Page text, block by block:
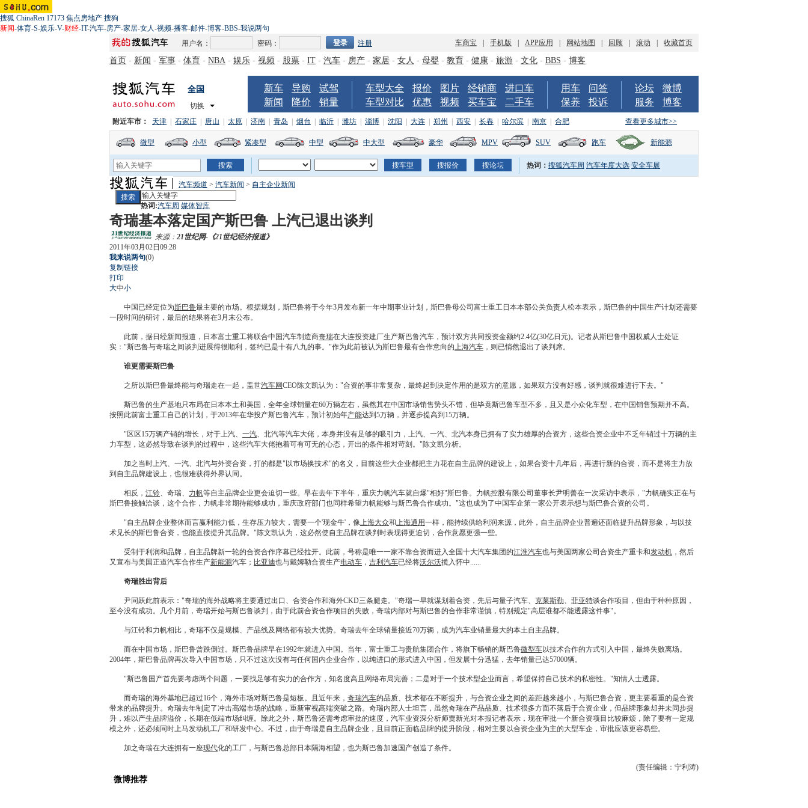
搜狐 ChinaRen 17173 焦点房地产 搜狗
新闻-体育-S-娱乐-V-财经-IT-汽车-房产-家居-女人-视频-播客-邮件-博客-BBS-我说两句
用户名：
密码： 注册 车商宝 手机版 APP应用 网站地图 回顾 滚动 收藏首页
首页 - 新闻 - 军事 - 体育 - NBA - 娱乐 - 视频 - 股票 - IT - 汽车 - 房产 - 家居 - 女人 - 母婴 - 教育 - 健康 - 旅游 - 文化 - BBS - 博客
全国
切换
新车 导购
试驾
新闻
降价 销量
车型大全 报价 图片 经销商
进口车
车型对比
优惠 视频 买车宝 二手车
用车
问答
保养
投诉
论坛
微博
服务
博客
查看更多城市>>
附近车市： 天津 石家庄 唐山 太原 济南 青岛 烟台 临沂 潍坊 淄博 沈阳 大连 郑州 西安 长春 哈尔滨 南京 合肥
微型 小型 紧凑型 中型 中大型 豪华 MPV SUV 跑车 新能源
热词： 搜狐汽车周 汽车年度大选 安全车展
汽车频道 > 汽车新闻 > 自主企业新闻
热词:汽车周 媒体智库
奇瑞基本落定国产斯巴鲁 上汽已退出谈判
来源：21世纪网-《21世纪经济报道》
2011年03月02日09:28
我来说两句(0)
复制链接
打印
大中小
中国已经定位为斯巴鲁最主要的市场。根据规划， 斯巴鲁将于今年3月发布新一年中期事业计划， 斯巴鲁母公司富士重工日本本部公关负责人松本表示， 斯巴鲁的中国生产计划还需要
一段时间的研讨，最后的结果将在3月末公布。
此前，据日经新闻报道，日本富士重工将联合中国汽车制造商奇瑞在大连投资建厂生产斯巴鲁汽车，预计双方共同投资金额约2.4亿(30亿日元)。记者从斯巴鲁中国权威人士处证
实："斯巴鲁与奇瑞之间谈判进展得很顺利，签约已是十有八九的事。"作为此前被认为斯巴鲁最有合作意向的上海汽车 ，则已悄然退出了谈判席。
谁更需要斯巴鲁
之所以斯巴鲁最终能与奇瑞走在一起，盖世汽车网CEO陈文凯认为："合资的事非常复杂，最终起到决定作用的是双方的意愿，如果双方没有好感，谈判就很难进行下去。"
斯巴鲁的生产基地只布局在日本本土和美国，全年全球销量在60万辆左右，虽然其在中国市场销售势头不错，但毕竟斯巴鲁车型不多，且又是小众化车型，在中国销售预期并不高。
按照此前富士重工自己的计划，于2013年在华投产斯巴鲁汽车，预计初始年产能达到5万辆，并逐步提高到15万辆。
"区区15万辆产销的增长，对于上汽、 一汽、北汽等汽车大佬，本身并没有足够的吸引力，上汽、 一汽、北汽本身已拥有了实力雄厚的合资方，这些合资企业中不乏年销过十万辆的主
力车型，这必然导致在谈判的过程中，这些汽车大佬抱着可有可无的心态，开出的条件相对苛刻。"陈文凯分析。
加之当时上汽、 一汽、北汽与外资合资，打的都是"以市场换技术"的名义，目前这些大企业都把主力花在自主品牌的建设上，如果合资十几年后，再进行新的合资，而不是将主力放
到自主品牌建设上，也很难获得外界认同。
相反， 江铃、 奇瑞、 力帆等自主品牌企业更会迫切一些。早在去年下半年，重庆力帆汽车就自爆"相好"斯巴鲁。 力帆控股有限公司董事长尹明善在一次采访中表示，"力帆确实正在与
斯巴鲁接触洽谈，这个合作， 力帆非常期待能够成功，重庆政府部门也同样希望力帆能够与斯巴鲁合作成功。"这也成为了中国车企第一家公开表示想与斯巴鲁合资的公司。
"自主品牌企业整体而言赢利能力低，生存压力较大，需要一个'现金牛'，像上海大众和上海通用一样，能持续供给利润来源，此外，自主品牌企业普遍还面临提升品牌形象，与以技
术见长的斯巴鲁合资，也能直接提升其品牌。"陈文凯认为，这必然使自主品牌在谈判时表现得更迫切，合作意愿更强一些。
受制于利润和品牌，自主品牌新一轮的合资合作序幕已经拉开。此前，号称是唯一一家不靠合资而进入全国十大汽车集团的江淮汽车也与美国两家公司合资生产重卡和发动机 ，然后
又宣布与美国正道汽车合作生产新能源汽车； 比亚迪也与戴姆勒合资生产电动车 ， 吉利汽车已经将沃尔沃揽入怀中......
奇瑞胜出背后
尹同跃此前表示："奇瑞的海外战略将主要通过出口、合资合作和海外CKD三条腿走。"奇瑞一早就谋划着合资，先后与量子汽车、 克莱斯勒、 菲亚特谈合作项目，但由于种种原因，
至今没有成功。几个月前， 奇瑞开始与斯巴鲁谈判，由于此前合资合作项目的失败， 奇瑞内部对与斯巴鲁的合作非常谨慎，特别规定"高层谁都不能透露这件事"。
与江铃和力帆相比， 奇瑞不仅是规模、产品线及网络都有较大优势。 奇瑞去年全球销量接近70万辆，成为汽车业销量最大的本土自主品牌。
而在中国市场， 斯巴鲁曾跌倒过。 斯巴鲁品牌早在1992年就进入中国。当年，富士重工与贵航集团合作，将旗下畅销的斯巴鲁微型车以技术合作的方式引入中国，最终失败离场。
2004年， 斯巴鲁品牌再次导入中国市场，只不过这次没有与任何国内企业合作，以纯进口的形式进入中国，但发展十分迅猛，去年销量已达57000辆。
"斯巴鲁国产首先要考虑两个问题，一要找足够有实力的合作方，知名度高且网络布局完善；二是对于一个技术型企业而言，希望保持自己技术的私密性。"知情人士透露。
而奇瑞的海外基地已超过16个，海外市场对斯巴鲁是短板。且近年来， 奇瑞汽车的品质、技术都在不断提升，与合资企业之间的差距越来越小，与斯巴鲁合资，更主要看重的是合资
带来的品牌提升。 奇瑞去年制定了冲击高端市场的战略，重新审视高端突破之路。 奇瑞内部人士坦言，虽然奇瑞在产品品质、技术很多方面不落后于合资企业，但品牌形象却并未同步提
升，难以产生品牌溢价，长期在低端市场纠缠。除此之外， 斯巴鲁还需考虑审批的速度，汽车业资深分析师贾新光对本报记者表示，现在审批一个新合资项目比较麻烦，除了要有一定规
模之外，还必须同时上马发动机工厂和研发中心。不过，由于奇瑞是自主品牌企业，且目前正面临品牌的提升阶段，相对主要以合资企业为主的大型车企，审批应该更容易些。
加之奇瑞在大连拥有一座现代化的工厂，与斯巴鲁总部日本隔海相望，也为斯巴鲁加速国产创造了条件。
(责任编辑：宁利涛)
微博推荐